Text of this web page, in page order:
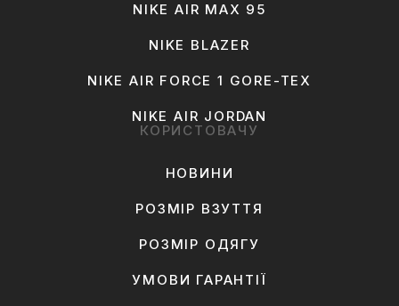
NIKE AIR MAX 95
NIKE BLAZER
NIKE AIR FORCE 1 GORE-TEX
NIKE AIR JORDAN
КОРИСТОВАЧУ
НОВИНИ
РОЗМІР ВЗУТТЯ
РОЗМІР ОДЯГУ
УМОВИ ГАРАНТІЇ